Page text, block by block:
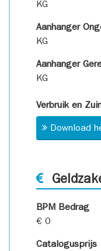
KG
Aanhanger
KG
Aanhanger
KG
Verbruik en
Download
BPM Bedrag
€ 0
Catalogusprijs